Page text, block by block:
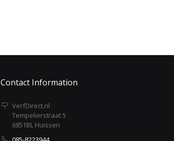
Contact Information
VerfDirect.nl
Tempelierstraat 5
6851BL Huissen